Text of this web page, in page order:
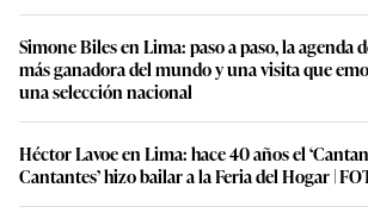
Simone Biles en Lima: paso a paso, la agenda
más ganadora del mundo y una visita que
una selección nacional
Héctor Lavoe en Lima: hace 40 años el
Cantantes’ hizo bailar a la Feria del Hogar |